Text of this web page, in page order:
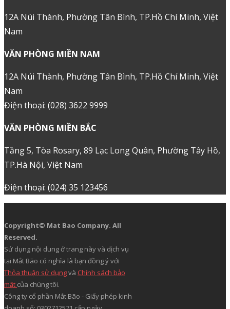
12A Núi Thành, Phường Tân Bình, TP.Hồ Chí Minh, Việt
Nam
VĂN PHÒNG MIỀN NAM
12A Núi Thành, Phường Tân Bình, TP.Hồ Chí Minh, Việt
Nam
Điện thoại: (028) 3622 9999
VĂN PHÒNG MIỀN BẮC
Tầng 5, Tòa Rosary, 89 Lạc Long Quân, Phường Tây Hồ,
TP.Hà Nội, Việt Nam
Điện thoại: (024) 35 123456
Copyright© Mat Bao Company. All
Reserved.
Sử dụng nội dung ở trang này và dịch vụ
tại Mắt Bão có nghĩa là bạn đồng ý với
Thỏa thuận sử dụngvà Chính sách bảo
mật của chúng tôi.
Công ty cổ phần Mắt Bão - Giấy phép kinh